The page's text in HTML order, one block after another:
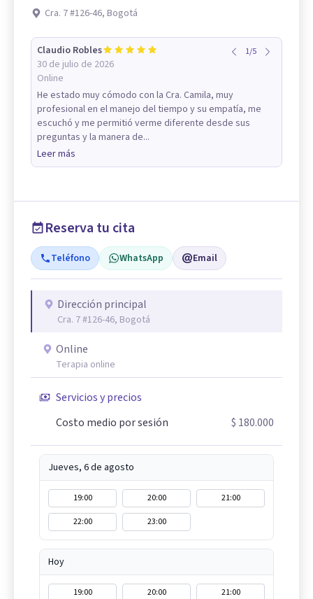
Cra. 7 #126-46, Bogotá
Claudio Robles
30 de julio de 2026
Online
1/5
He estado muy cómodo con la Cra. Camila, muy
profesional en el manejo del tiempo y su empatía, me
escuchó y me permitió verme diferente desde sus
preguntas y la manera de...
Leer más
Reserva tu cita
Teléfono WhatsApp Email
Dirección principal
Cra. 7 #126-46, Bogotá
Online
Terapia online
Servicios y precios
Costo medio por sesión
$ 180.000
Jueves, 6 de agosto
19:00 20:00
21:00
22:00
23:00
Hoy
19:00 20:00
21:00